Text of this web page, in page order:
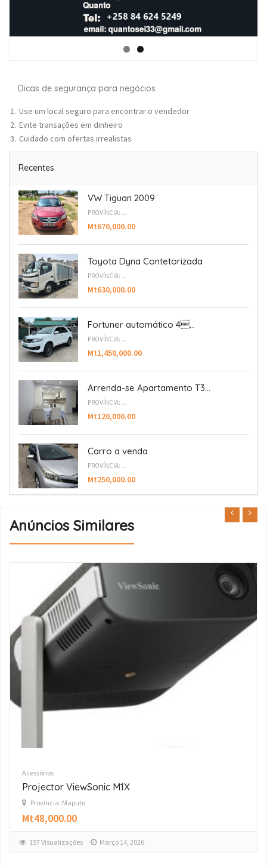
Dicas de segurança para negócios
Use um local seguro para encontrar o vendedor
Evite transações em dinheiro
Cuidado com ofertas irrealistas
Recentes
VW Tiguan 2009
PROVÍNCIA: ...
Mt670,000.00
Toyota Dyna Contetorizada
PROVÍNCIA: ...
Mt630,000.00
Fortuner automático 4...
PROVÍNCIA: ...
Mt1,450,000.00
Arrenda-se Apartamento T3...
PROVÍNCIA: ...
Mt120,000.00
Carro a venda
PROVÍNCIA: ...
Mt250,000.00
Anúncios Similares
Acessórios
AirPod Pro 3 original
Província: Maputo
Mt24,000.00
137 Visualizações Março 14, 2026